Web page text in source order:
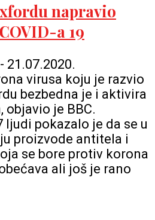
napravio
a 19
- 21.07.2020.
virusa koju je razvio
bezbedna je i aktivira
je BBC.
ljudi pokazalo je da se u
proizvode antitela i
se bore protiv korona
ali još je rano